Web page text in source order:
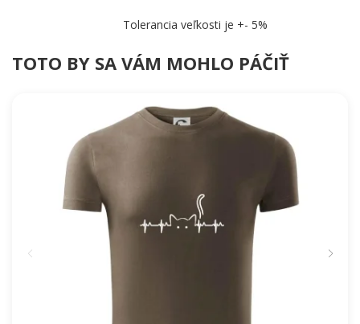
Tolerancia veľkosti je +- 5%
TOTO BY SA VÁM MOHLO PÁČIŤ